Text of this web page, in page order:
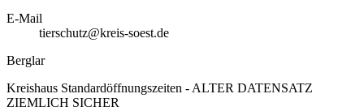
E-Mail
tierschutz@kreis-soest.de
Berglar
Kreishaus Standardöffnungszeiten - ALTER DATENSATZ
ZIEMLICH SICHER